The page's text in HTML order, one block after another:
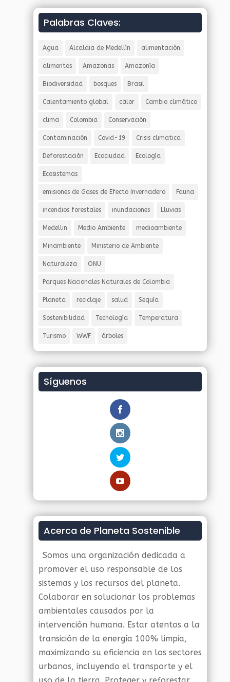
Palabras Claves:
Agua Alcaldia de Medellín alimentación
alimentos Amazonas Amazonía
Biodiversidad bosques Brasil
Calentamiento global calor Cambio climático
clima Colombia Conservación
Contaminación Covid-19 Crisis climatica
Deforestación Ecociudad Ecología
Ecosistemas
emisiones de Gases de Efecto Invernadero Fauna
incendios forestales inundaciones Lluvias
Medellin Medio Ambiente medioambiente
Minambiente Ministerio de Ambiente
Naturaleza ONU
Parques Nacionales Naturales de Colombia
Planeta reciclaje salud Sequía
Sostenibilidad Tecnología Temperatura
Turismo WWF árboles
Síguenos
Acerca de Planeta Sostenible
Somos una organización dedicada a
promover el uso responsable de los
sistemas y los recursos del planeta.
Colaborar en solucionar los problemas
ambientales causados por la
intervención humana. Estar atentos a la
transición de la energía 100% limpia,
maximizando su eficiencia en los sectores
urbanos, incluyendo el transporte y el